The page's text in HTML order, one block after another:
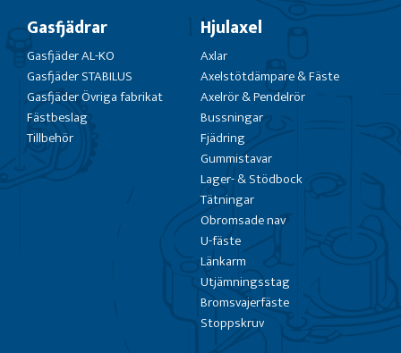
Gasfjädrar
Gasfjäder AL-KO
Gasfjäder STABILUS
Gasfjäder Övriga fabrikat
Fästbeslag
Tillbehör
Hjulaxel
Axlar
Axelstötdämpare & Fäste
Axelrör & Pendelrör
Bussningar
Fjädring
Gummistavar
Lager- & Stödbock
Tätningar
Obromsade nav
U-fäste
Länkarm
Utjämningsstag
Bromsvajerfäste
Stoppskruv